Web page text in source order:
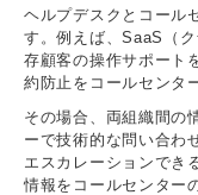
ヘルプデスクとコール
す。例えば、SaaS（
存顧客の操作サポート
約防止をコールセンタ
その場合、両組織間の
ーで技術的な問い合わ
エスカレーションでき
情報をコールセンター